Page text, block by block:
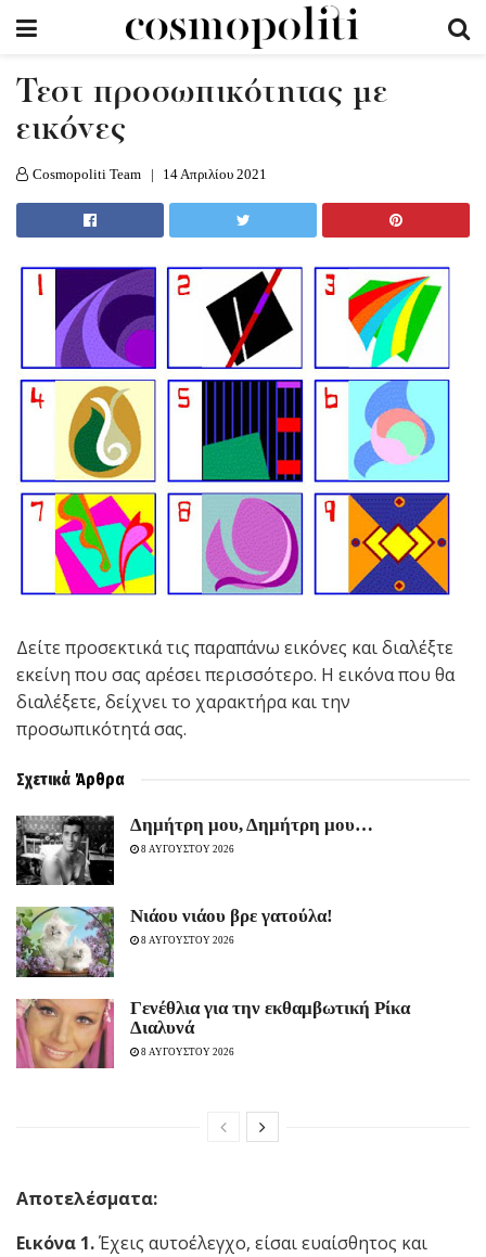
Τεστ προσωπικότητας με
εικόνες
Cosmopoliti Team 14 Απριλίου 2021
Δείτε προσεκτικά τις παραπάνω εικόνες και διαλέξτε
εκείνη που σας αρέσει περισσότερο. Η εικόνα που θα
διαλέξετε, δείχνει το χαρακτήρα και την
προσωπικότητά σας.
Σχετικά Άρθρα
Δημήτρη μου, Δημήτρη μου…
8 ΑΥΓΟΥΣΤΟΥ 2026
Νιάου νιάου βρε γατούλα!
8 ΑΥΓΟΥΣΤΟΥ 2026
Γενέθλια για την εκθαμβωτική Ρίκα
Διαλυνά
8 ΑΥΓΟΥΣΤΟΥ 2026
Αποτελέσματα:
Εικόνα 1.Έχεις αυτοέλεγχο, είσαι ευαίσθητος και